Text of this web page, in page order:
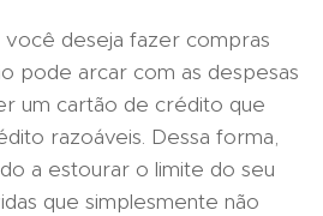
deseja fazer compras
pode arcar com as despesas
um cartão de crédito que
razoáveis. Dessa forma,
a estourar o limite do seu
que simplesmente não